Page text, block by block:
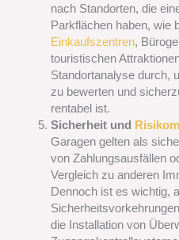
nach Standorten, die
Parkflächen haben, wie
Einkaufszentren,
touristischen
Standortanalyse durch,
zu bewerten und
rentabel ist.
Sicherheit und
Garagen gelten als
von Zahlungsausfällen
Vergleich zu anderen
Dennoch ist es wichtig,
die Installation von